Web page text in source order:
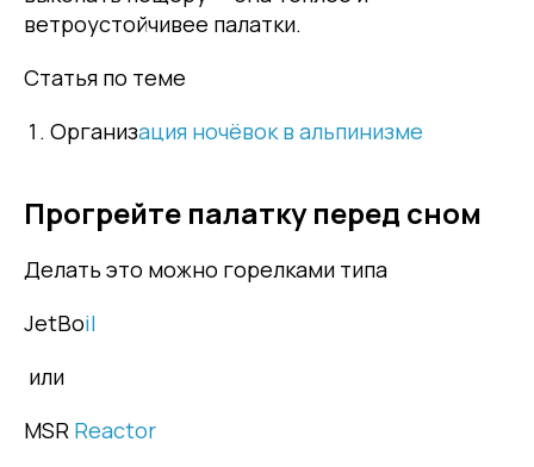
ветроустойчивее палатки.
Статья по теме
Организация ночёвок в альпинизме
Прогрейте палатку перед сном
Делать это можно горелками типа
JetBoil
или
MSR Reactor